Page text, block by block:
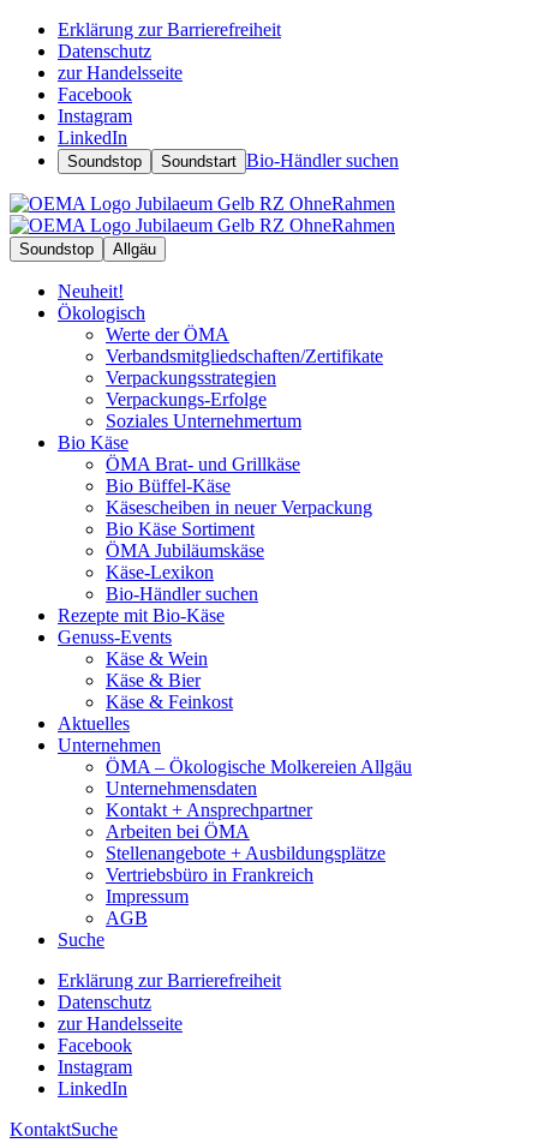
Erklärung zur Barrierefreiheit
Datenschutz
zur Handelsseite
Facebook
Instagram
LinkedIn
Soundstop Soundstart Bio-Händler suchen
Soundstop Allgäu
Neuheit!
Ökologisch
Werte der ÖMA
Verbandsmitgliedschaften/Zertifikate
Verpackungsstrategien
Verpackungs-Erfolge
Soziales Unternehmertum
Bio Käse
ÖMA Brat- und Grillkäse
Bio Büffel-Käse
Käsescheiben in neuer Verpackung
Bio Käse Sortiment
ÖMA Jubiläumskäse
Käse-Lexikon
Bio-Händler suchen
Rezepte mit Bio-Käse
Genuss-Events
Käse & Wein
Käse & Bier
Käse & Feinkost
Aktuelles
Unternehmen
ÖMA – Ökologische Molkereien Allgäu
Unternehmensdaten
Kontakt + Ansprechpartner
Arbeiten bei ÖMA
Stellenangebote + Ausbildungsplätze
Vertriebsbüro in Frankreich
Impressum
AGB
Suche
Erklärung zur Barrierefreiheit
Datenschutz
zur Handelsseite
Facebook
Instagram
LinkedIn
KontaktSuche